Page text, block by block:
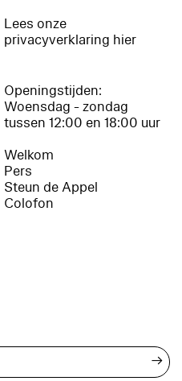
Lees onze
privacyverklaring hier
Openingstijden:
Woensdag - zondag
tussen 12:00 en 18:00 uur
Welkom
Pers
Steun de Appel
Colofon
→